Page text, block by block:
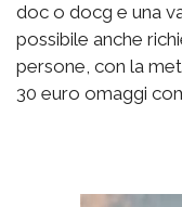
doc o docg e una
possibile anche
persone, con la
30 euro omaggi